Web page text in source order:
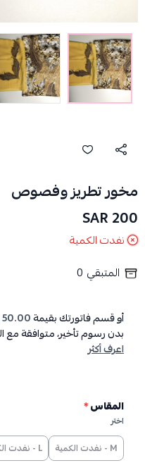
مخور تطريز وفصوص
200 SAR
نفدت الكمية
المتبقي 0
أو قسم فاتورتك بقيمة50.00 ر.س
بدون رسوم تأخير، متوافقة مع
اعرف أكثر
المقاس*
اختر
M - نفدت الكمية L - نفدت الكمية